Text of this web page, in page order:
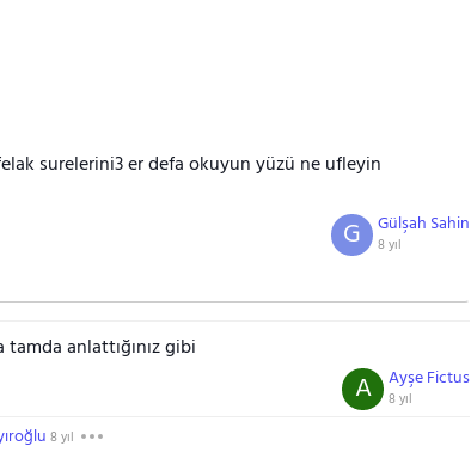
surelerini3 er defa okuyun yüzü ne ufleyin
Gülşah Sahin
8 yıl
G
tamda anlattığınız gibi
Ayşe Fictus
8 yıl
A
8 yıl